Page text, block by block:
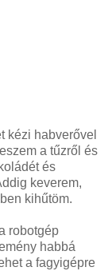
kézi habverővel
a tűzről és
és
keverem,
kihűtöm.
robotgép
habbá
a fagyigépre